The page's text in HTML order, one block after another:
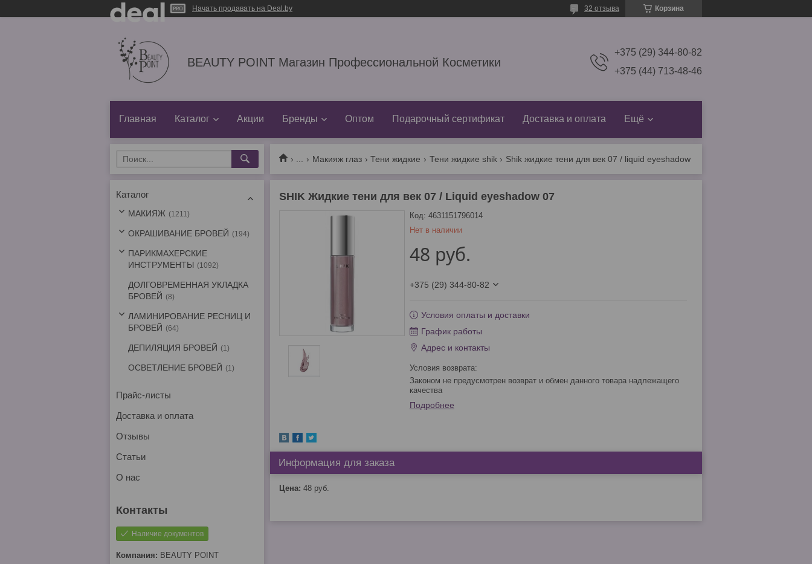
Начать продавать на Deal.by Корзина
32 отзыва
BEAUTY POINT Магазин Профессиональной Косметики
+375 (29) 344-80-82
+375 (44) 713-48-46
Главная Каталог Акции Бренды Оптом Подарочный сертификат Доставка и оплата Ещё
Макияж глаз Тени жидкие Тени жидкие shik Shik жидкие тени для век 07 / liquid eyeshadow 07
SHIK Жидкие тени для век 07 / Liquid eyeshadow 07
Нет в наличии
Код: 4631151796014
48 руб.
+375 (29) 344-80-82
Условия оплаты и доставки
График работы
Адрес и контакты
Законом не предусмотрен возврат и обмен данного товара надлежащего
качества
Подробнее
Информация для заказа
Цена: 48 руб.
Каталог
МАКИЯЖ 1211
ОКРАШИВАНИЕ БРОВЕЙ 194
ПАРИКМАХЕРСКИЕ
ИНСТРУМЕНТЫ
1092
ДОЛГОВРЕМЕННАЯ УКЛАДКА
БРОВЕЙ
8
ЛАМИНИРОВАНИЕ РЕСНИЦ И
БРОВЕЙ
64
ДЕПИЛЯЦИЯ БРОВЕЙ 1
ОСВЕТЛЕНИЕ БРОВЕЙ 1
Прайс-листы
Доставка и оплата
Отзывы
Статьи
О нас
Наличие документов
BEAUTY POINT